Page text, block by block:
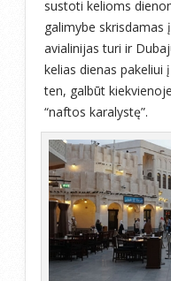
sustoti kelioms
galimybe skrisdamas
avialinijas turi ir
kelias dienas pakeliui
ten, galbūt
“naftos karalystę”.